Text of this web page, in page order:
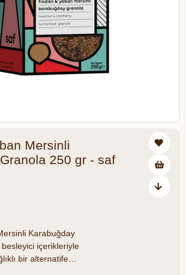
Mersinli
250 gr - saf
Karabuğday
içerikleriyle
bir alternatife